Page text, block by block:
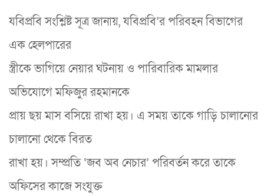
যবিপ্রবি সংশ্লিষ্ট সূত্র জানায়, যবিপ্রবি’র পরিবহন বিভাগের
এক হেলপারের
স্ত্রীকে ভাগিয়ে নেয়ার ঘটনায় ও পারিবারিক মামলার
অভিযোগে মফিজুর রহমানকে
প্রায় ছয় মাস বসিয়ে রাখা হয়। এ সময় তাকে গাড়ি চালানোর
চালানো থেকে বিরত
রাখা হয়। সম্প্রতি ‘জব অব নেচার’ পরিবর্তন করে তাকে
অফিসের কাজে সংযুক্ত